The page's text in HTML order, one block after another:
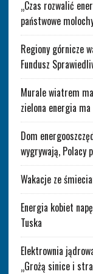
„Czas rozwalić
państwowe
Regiony górnicze
Fundusz
Murale wiatrem
zielona energia
Dom
wygrywają, Polacy
Wakacje ze
Energia kobiet
Tuska
Elektrownia
„Grożą sinice i